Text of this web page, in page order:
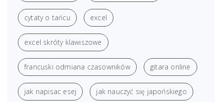
cytaty o tańcu excel
excel skróty klawiszowe
francuski odmiana czasowników gitara online
jak napisac esej jak nauczyć się japońskiego